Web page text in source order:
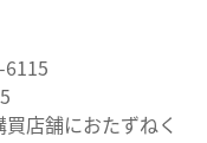
店舗におたずねく